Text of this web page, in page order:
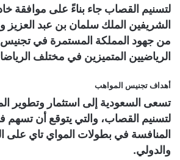
لتسنيم القصاب جاء بناءً على موافقة
الشريفين الملك سلمان بن عبد العزيز
من جهود المملكة المستمرة في
الرياضيين المتميزين في مختلف
أهداف تجنيس المواهب
تسعى السعودية إلى استثمار وتطوير
لتسنيم القصاب، والتي يتوقع أن
المنافسة في بطولات المواي تاي على
والدولي.